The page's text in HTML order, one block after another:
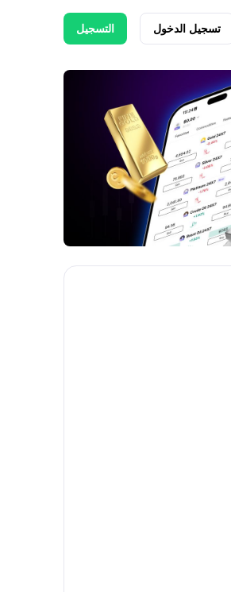
تسجيل الدخول التسجيل